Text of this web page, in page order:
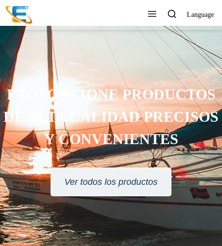
Language
AL CLIENTE 24
HORAS EN LÍNEA
Ver todos los productos